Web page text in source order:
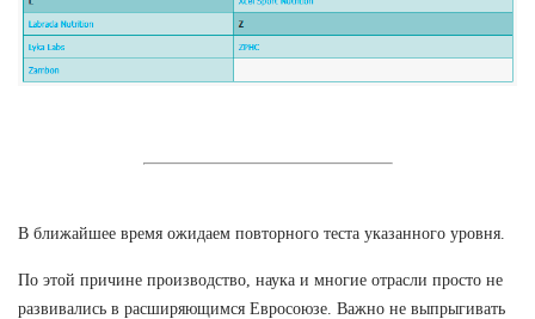
В ближайшее время ожидаем повторного теста указанного уровня.
По этой причине производство, наука и многие отрасли просто не
развивались в расширяющимся Евросоюзе. Важно не выпрыгивать